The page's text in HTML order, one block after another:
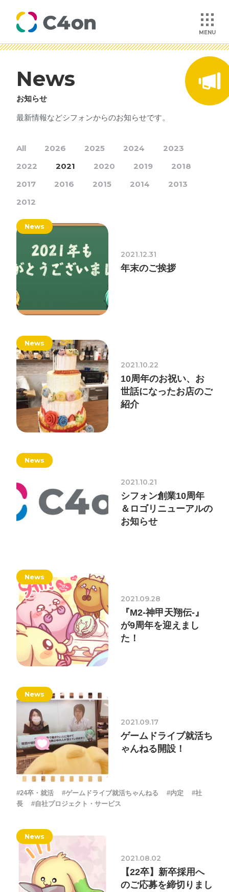
MENU
トップページ
理念
事業紹介
採用情報
お問い合わせ
# TAGs ハッシュタグ
#22卒 #23卒 #24卒 #24卒・就活 #25卒 #26卒
#27卒 #28卒 #2D・3Dデザイナー
#あいさつ #アンケート
シフォンの創業
ォン国勢調査
ストラン #デザイナー
ログラム愛 #ゆるめの日常 #中途採用 #事業内容 #事業
実績 #企業理念
PM #制作進行・進行管理・ゲームPM
受託事業 #完全に理解した
末年始 #採用 #採用向け #新卒 #新卒採用 #歓迎会
#看板 #研修 #社員紹介 #社長 #社長インタビュー
福利厚生 #第3の賃上げ #総務人事
サービス #行事 #選考 #面接
株式会社シフォン
〒101-0047
東京都千代田区内神田2-12-5 内山ビル 3F
GoogleMaps
プライバシーポリシー
ソーシャルメディアガイドライン
News
お知らせ
最新情報などシフォンからのお知らせです。
All 2026 2025 2024
2023
2022
2021 2020 2019
2018
2017
2016 2015 2014
2013
2012
News
2021.12.31
年末のご挨拶
News
2021.10.22
10周年のお祝い、お
世話になったお店のご
紹介
News
2021.10.21
シフォン創業10周年
＆ロゴリニューアルの
お知らせ
News
2021.09.28
『M2-神甲天翔伝-』
が9周年を迎えまし
た！
News
2021.09.17
ゲームドライブ就活ち
ゃんねる開設！
#24卒・就活 #ゲームドライブ就活ちゃんねる #内定
#社
長
#自社プロジェクト・サービス
News
2021.08.02
【22卒】新卒採用へ
のご応募を締切りまし